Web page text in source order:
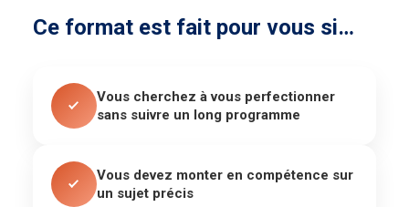
Ce format est fait pour vous si…
Vous cherchez à vous perfectionner
sans suivre un long programme
Vous devez monter en compétence sur
un sujet précis